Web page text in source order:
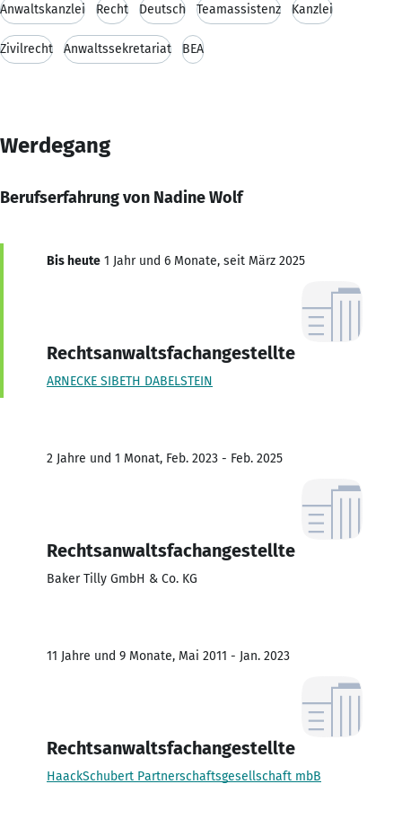
Anwaltskanzlei Recht Deutsch Teamassistenz Kanzlei
Zivilrecht Anwaltssekretariat BEA
Werdegang
Berufserfahrung von Nadine Wolf
Bis heute 1 Jahr und 6 Monate, seit März 2025
Rechtsanwaltsfachangestellte
ARNECKE SIBETH DABELSTEIN
2 Jahre und 1 Monat, Feb. 2023 - Feb. 2025
Rechtsanwaltsfachangestellte
Baker Tilly GmbH & Co. KG
11 Jahre und 9 Monate, Mai 2011 - Jan. 2023
Rechtsanwaltsfachangestellte
HaackSchubert Partnerschaftsgesellschaft mbB